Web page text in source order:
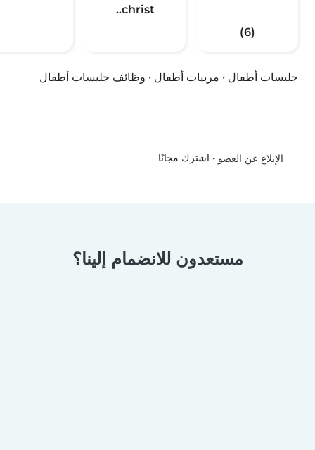
(6)
christ..
جليسات أطفال · مربيات أطفال · وظائف جليسات أطفال
الإبلاغ عن العضو • اشترك مجانًا
مستعدون للانضمام إلينا؟